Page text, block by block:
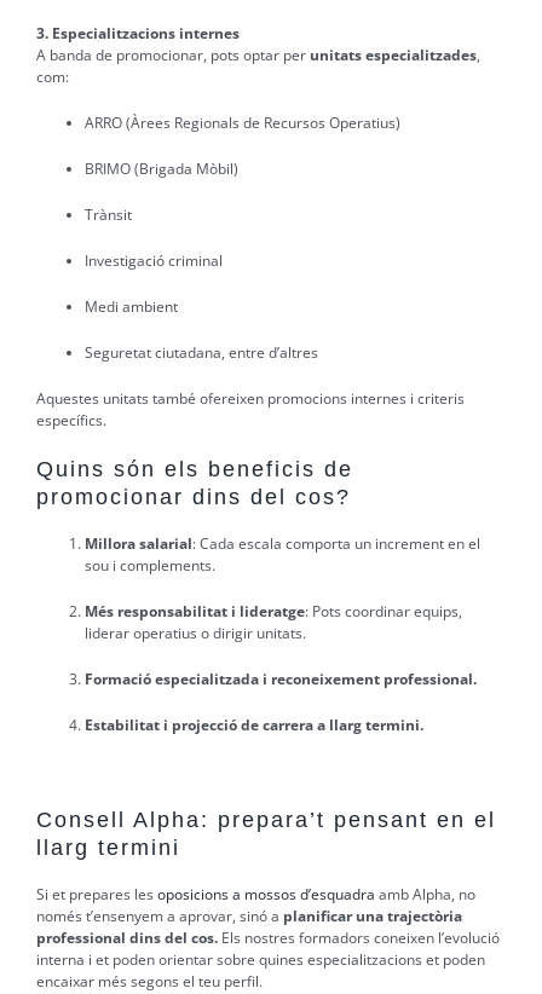
3. Especialitzacions internes
A banda de promocionar, pots optar per unitats especialitzades,
com:
ARRO (Àrees Regionals de Recursos Operatius)
BRIMO (Brigada Mòbil)
Trànsit
Investigació criminal
Medi ambient
Seguretat ciutadana, entre d’altres
Aquestes unitats també ofereixen promocions internes i criteris
específics.
Quins són els beneficis de
promocionar dins del cos?
Millora salarial: Cada escala comporta un increment en el
sou i complements.
Més responsabilitat i lideratge: Pots coordinar equips,
liderar operatius o dirigir unitats.
Formació especialitzada i reconeixement professional.
Estabilitat i projecció de carrera a llarg termini.
Consell Alpha: prepara’t pensant en el
llarg termini
Si et prepares les oposicions a mossos d’esquadra amb Alpha, no
només t’ensenyem a aprovar, sinó a planificar una trajectòria
professional dins del cos. Els nostres formadors coneixen l’evolució
interna i et poden orientar sobre quines especialitzacions et poden
encaixar més segons el teu perfil.